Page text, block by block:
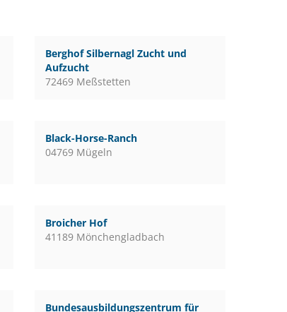
Berghof Silbernagl Zucht und
Aufzucht
72469 Meßstetten
Black-Horse-Ranch
04769 Mügeln
Broicher Hof
41189 Mönchengladbach
Bundesausbildungszentrum für